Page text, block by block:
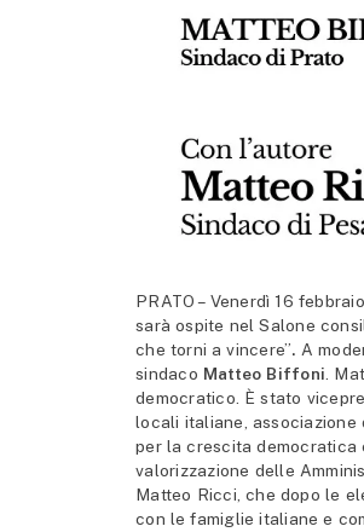
PRATO – Venerdì 16
sarà ospite nel Salone
che torni a vincere”. A
sindaco Matteo Biffoni .
democratico. È stato
locali italiane, associazione
per la crescita democratica
valorizzazione delle
Matteo Ricci, che dopo le
con le famiglie italiane e